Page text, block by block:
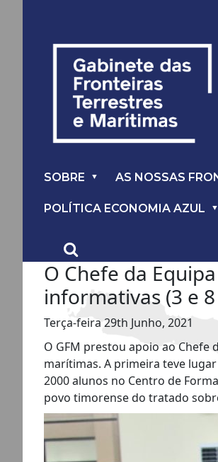
SOBRE AS NOSSAS
POLÍTICA ECONOMIA AZUL
O Chefe da
informativas (3 e
Terça-feira 29th Junho, 2021
O GFM prestou apoio ao Chefe
marítimas. A primeira teve
2000 alunos no Centro de
povo timorense do tratado